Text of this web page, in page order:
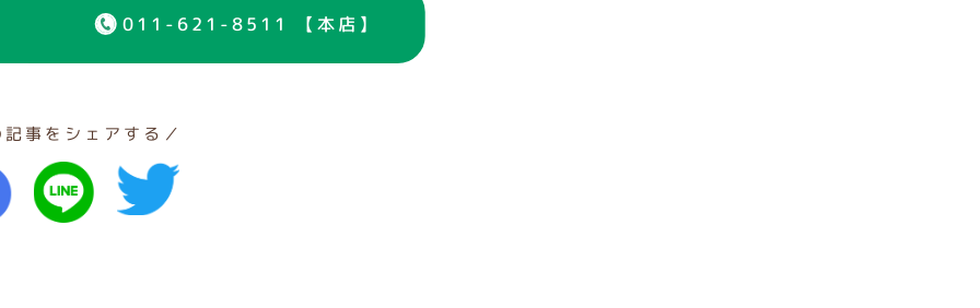
011-621-8511 【本店】
事をシェアする／